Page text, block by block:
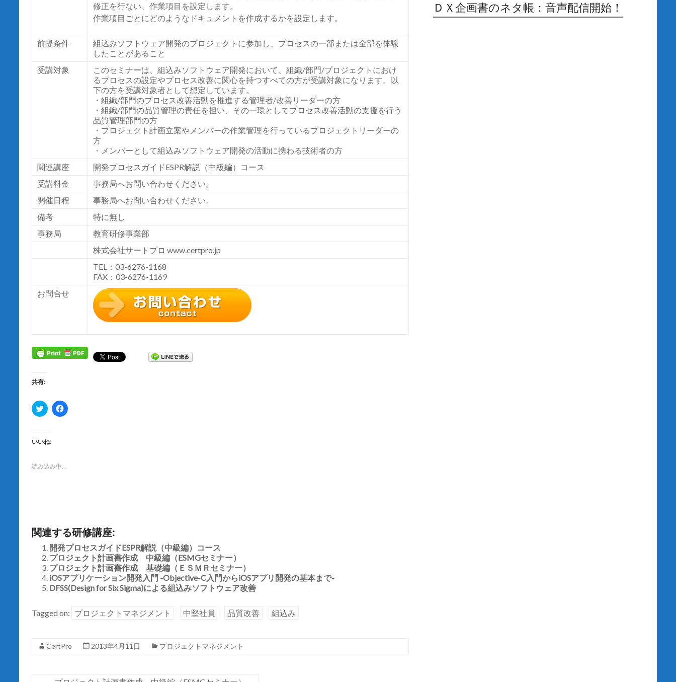
修正を行ない、作業項目を設定します。
作業項目ごとにどのようなドキュメントを作成するかを設定します。
前提条件
組込みソフトウェア開発のプロジェクトに参加し、プロセスの一部または全部を体験
したことがあること
受講対象
このセミナーは、組込みソフトウェア開発において、組織/部門/プロジェクトにおけ
るプロセスの設定やプロセス改善に関心を持つすべての方が受講対象になります。以
下の方を受講対象者として想定しています。
・組織/部門のプロセス改善活動を推進する管理者/改善リーダーの方
・組織/部門の品質管理の責任を担い、その一環としてプロセス改善活動の支援を行う
品質管理部門の方
・プロジェクト計画立案やメンバーの作業管理を行っているプロジェクトリーダーの
方
・メンバーとして組込みソフトウェア開発の活動に携わる技術者の方
関連講座
開発プロセスガイドESPR解説（中級編）コース
受講料金
事務局へお問い合わせください。
開催日程
事務局へお問い合わせください。
備考
特に無し
事務局
教育研修事業部
株式会社サートプロ www.certpro.jp
TEL：03-6276-1168
FAX：03-6276-1169
お問合せ
共有:
ク
リ
し
て
T
t
し
い
ウ
ィ
ン
ド
ウ
で
開
き
ま
F
a
共
し
て
く
だ
さ
い
新
し
い
ン
ド
き
ま
いいね:
読み込み中…
関連する研修講座:
開発プロセスガイドESPR解説（中級編）コース
プロジェクト計画書作成 中級編（ESMGセミナー）
プロジェクト計画書作成 基礎編（ＥＳＭＲセミナー）
iOSアプリケーション開発入門 -Objective-C入門からiOSアプリ開発の基本まで-
DFSS(Design for Six Sigma)による組込みソフトウェア改善
Tagged on: プロジェクトマネジメント 中堅社員 品質改善 組込み
CertPro 2013年4月11日 プロジェクトマネジメント
ＤＸ企画書のネタ帳：音声配信開始！